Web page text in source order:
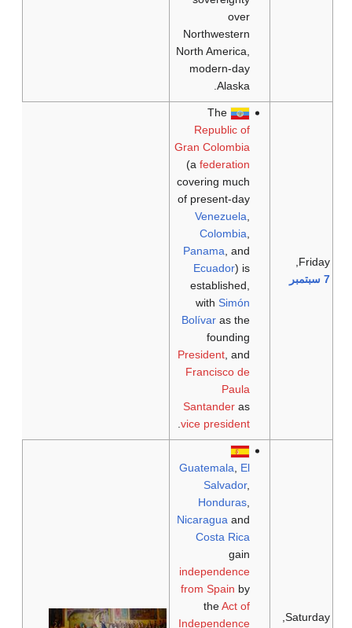
over
Northwestern
North America,
modern-day
Alaska.
Friday,
7 سبتمبر
The
Republic of
Gran Colombia
(a federation
covering much
of present-day
Venezuela
Colombia
Panama , and
Ecuador) is
established,
with Simón
Bolívaras the
founding
President, and
Francisco de
Paula
Santanderas
vice president
Saturday,
Guatemala
El
Salvador,
Honduras,
Nicaragua and
Costa Rica
gain
independence
from Spain by
theAct of
Independence